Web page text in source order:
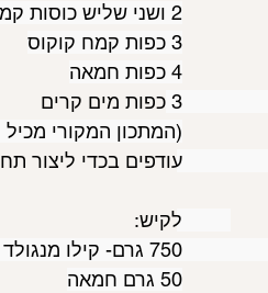
2 ושני שליש כוסות קמח שקדים
3 כפות קמח קוקוס
4 כפות חמאה
3 כפות מים קרים
(המתכון המקורי
עודפים בכדי ליצור
לקיש:
750 גרם- קילו מנגולד (500 גרם עלים ירוקים בלבד)
50 גרם חמאה